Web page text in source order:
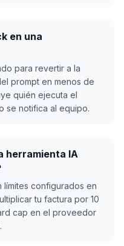
en una
para revertir a la
prompt en menos de
quién ejecuta el
se notifica al equipo.
herramienta IA
configurados en
tu factura por 10
cap en el proveedor